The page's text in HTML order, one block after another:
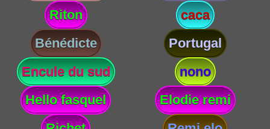
Riton
caca
Bénédicte
Portugal
Encule du sud
nono
Hello fasquel
Elodie remi